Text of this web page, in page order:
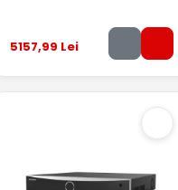
5157,99 Lei